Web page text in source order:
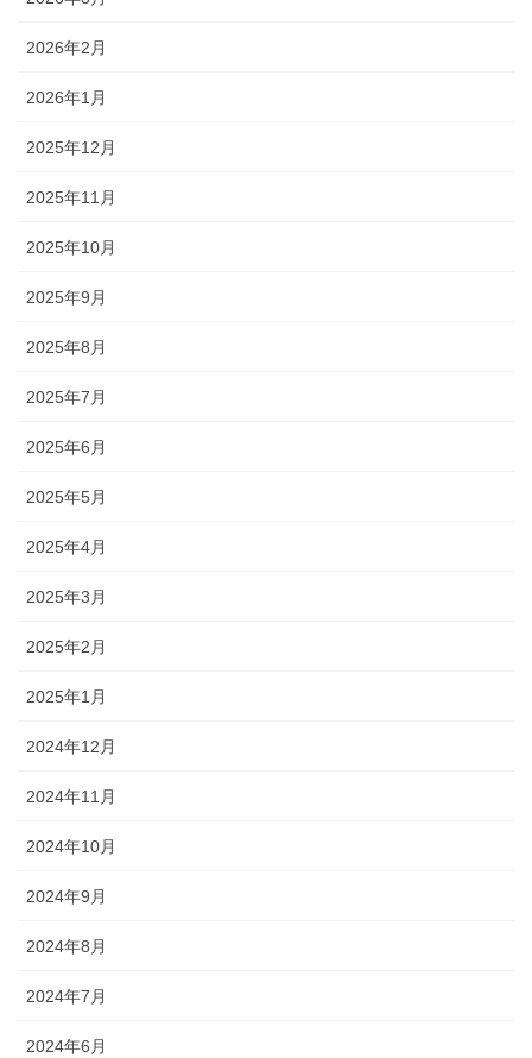
2026年2月
2026年1月
2025年12月
2025年11月
2025年10月
2025年9月
2025年8月
2025年7月
2025年6月
2025年5月
2025年4月
2025年3月
2025年2月
2025年1月
2024年12月
2024年11月
2024年10月
2024年9月
2024年8月
2024年7月
2024年6月